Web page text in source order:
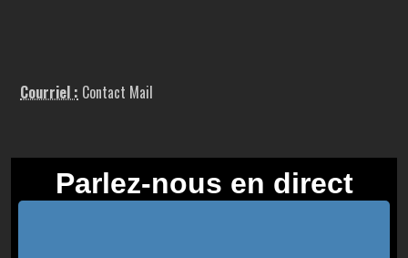
Courriel : Contact Mail